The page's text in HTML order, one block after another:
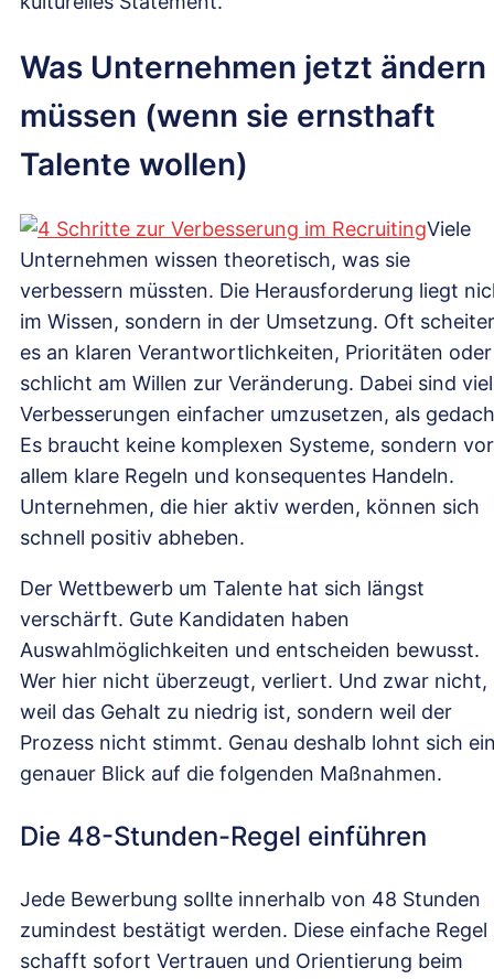
Was Unternehmen jetzt ändern
müssen (wenn sie ernsthaft
Talente wollen)
Viele
Unternehmen wissen theoretisch, was sie
verbessern müssten. Die Herausforderung liegt
im Wissen, sondern in der Umsetzung. Oft
es an klaren Verantwortlichkeiten, Prioritäten oder
schlicht am Willen zur Veränderung. Dabei sind
Verbesserungen einfacher umzusetzen, als
Es braucht keine komplexen Systeme, sondern vor
allem klare Regeln und konsequentes Handeln.
Unternehmen, die hier aktiv werden, können sich
schnell positiv abheben.
Der Wettbewerb um Talente hat sich längst
verschärft. Gute Kandidaten haben
Auswahlmöglichkeiten und entscheiden bewusst.
Wer hier nicht überzeugt, verliert. Und zwar nicht,
weil das Gehalt zu niedrig ist, sondern weil der
Prozess nicht stimmt. Genau deshalb lohnt sich
genauer Blick auf die folgenden Maßnahmen.
Die 48-Stunden-Regel einführen
Jede Bewerbung sollte innerhalb von 48 Stunden
zumindest bestätigt werden. Diese einfache Regel
schafft sofort Vertrauen und Orientierung beim